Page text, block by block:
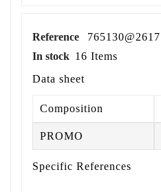
Reference
765130@2617
In stock 16 Items
Data sheet
Composition
PROMO
Specific References